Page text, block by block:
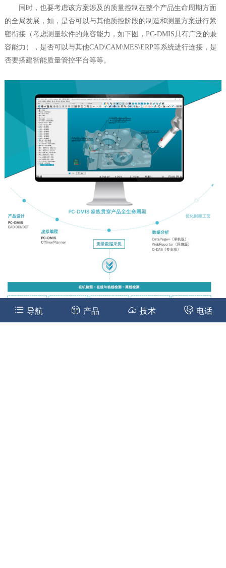
同时，也要考虑该方案涉及的质量控制在整个产品生命周期方面
的全局发展，如，是否可以与其他质控阶段的制造和测量方案进行紧
密衔接（考虑测量软件的兼容能力，如下图，PC-DMIS具有广泛的兼
容能力），是否可以与其他CAD\CAM\MES\ERP等系统进行连接，是
否要搭建智能质量管控平台等等。
导航 产品 技术 电话